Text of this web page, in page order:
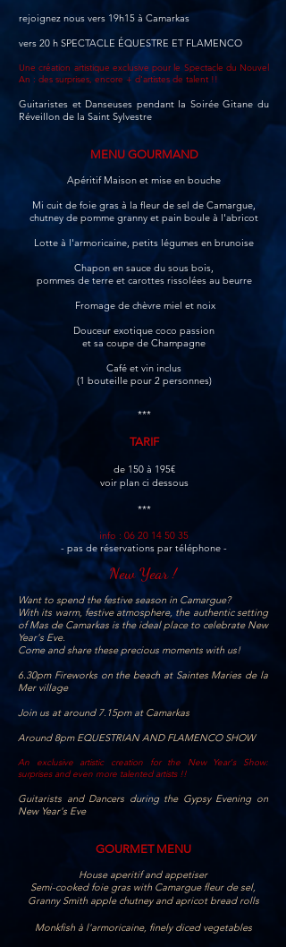
rejoignez nous vers 19h15 à Camarkas
vers 20 h SPECTACLE ÉQUESTRE ET FLAMENCO
Une création artistique exclusive pour le Spectacle du Nouvel
An : des surprises, encore + d'artistes de talent !!
Guitaristes et Danseuses pendant la Soirée Gitane du
Réveillon de la Saint Sylvestre
MENU GOURMAND
Apéritif Maison et mise en bouche
Mi cuit de foie gras à la fleur de sel de Camargue,
chutney de pomme granny et pain boule à l'abricot
Lotte à l'armoricaine, petits légumes en brunoise
Chapon en sauce du sous bois,
pommes de terre et carottes rissolées au beurre
Fromage de chèvre miel et noix
Douceur exotique coco passion
et sa coupe de Champagne
Café et vin inclus
(1 bouteille pour 2 personnes)
***
TARIF
de 150 à 195€
voir plan ci dessous
***
info : 06 20 14 50 35
- pas de réservations par téléphone -
New Year !
Want to spend the festive season in Camargue?
With its warm, festive atmosphere, the authentic setting
of Mas de Camarkas is the ideal place to celebrate New
Year's Eve.
Come and share these precious moments with us!
6.30pm Fireworks on the beach at Saintes Maries de la
Mer village
Join us at around 7.15pm at Camarkas
Around 8pm EQUESTRIAN AND FLAMENCO SHOW
An exclusive artistic creation for the New Year's Show:
surprises and even more talented artists !!
Guitarists and Dancers during the Gypsy Evening on
New Year's Eve
GOURMET MENU
House aperitif and appetiser
Semi-cooked foie gras with Camargue fleur de sel,
Granny Smith apple chutney and apricot bread rolls
Monkfish à l'armoricaine, finely diced vegetables